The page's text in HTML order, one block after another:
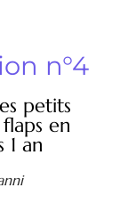
n°4
petits
en
an